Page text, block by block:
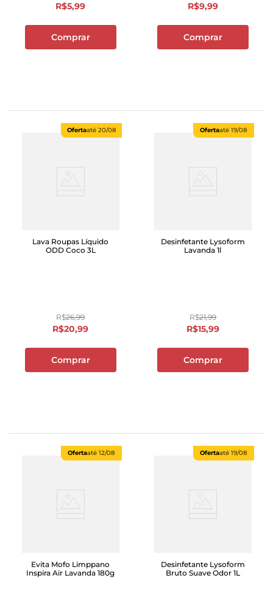
R$5,99
Comprar
R$9,99
Comprar
Ofertaaté 20/08
Lava Roupas Líquido
ODD Coco 3L
R$26,99
R$20,99
Comprar
Ofertaaté 19/08
Desinfetante Lysoform
Lavanda 1l
R$21,99
R$15,99
Comprar
Ofertaaté 12/08
Evita Mofo Limppano
Inspira Air Lavanda 180g
Ofertaaté 19/08
Desinfetante Lysoform
Bruto Suave Odor 1L